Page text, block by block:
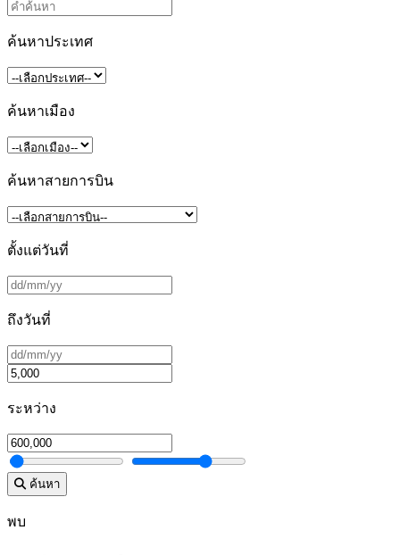
ค้นหาประเทศ
ค้นหาเมือง
ค้นหาสายการบิน
ตั้งแต่วันที่
ถึงวันที่
ระหว่าง
ค้นหา
พบ